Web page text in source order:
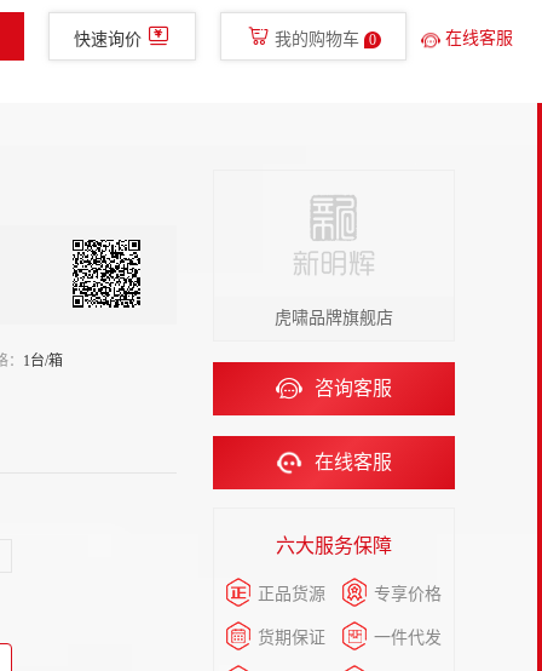
免费服务热线 400-780-8577
快速询价
我的购物车 0 在线客服
金融服务 走进新明辉 直播
1台/箱
虎啸品牌旗舰店
咨询客服
在线客服
六大服务保障
正品货源 专享价格
货期保证 一件代发